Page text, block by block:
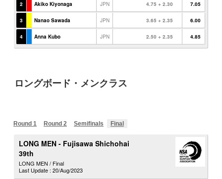
ロングボード・メンクラス
Round 1 Round 2 Semifinals Final